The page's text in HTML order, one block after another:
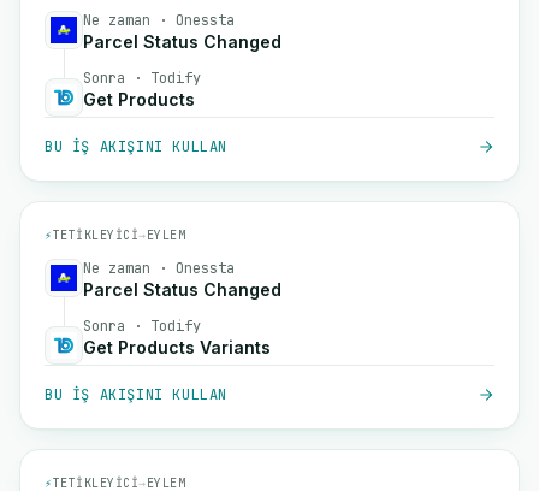
Ne zaman · Onessta
Parcel Status Changed
Sonra · Todify
Get Products
BU IŞ AKIŞINI KULLAN
⚡TETIKLEYICI→EYLEM
Ne zaman · Onessta
Parcel Status Changed
Sonra · Todify
Get Products Variants
BU IŞ AKIŞINI KULLAN
⚡TETIKLEYICI→EYLEM